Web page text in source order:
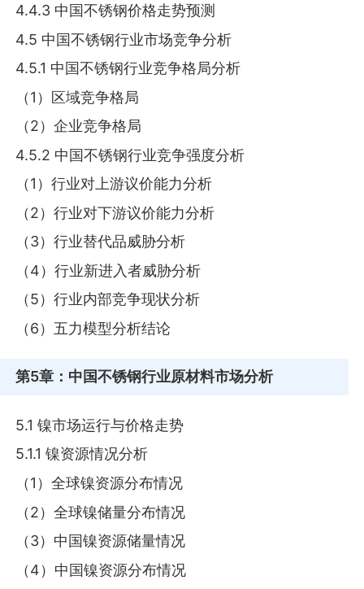
4.4.3 中国不锈钢价格走势预测
4.5 中国不锈钢行业市场竞争分析
4.5.1 中国不锈钢行业竞争格局分析
（1）区域竞争格局
（2）企业竞争格局
4.5.2 中国不锈钢行业竞争强度分析
（1）行业对上游议价能力分析
（2）行业对下游议价能力分析
（3）行业替代品威胁分析
（4）行业新进入者威胁分析
（5）行业内部竞争现状分析
（6）五力模型分析结论
第5章 ：中国不锈钢行业原材料市场分析
5.1 镍市场运行与价格走势
5.1.1 镍资源情况分析
（1）全球镍资源分布情况
（2）全球镍储量分布情况
（3）中国镍资源储量情况
（4）中国镍资源分布情况